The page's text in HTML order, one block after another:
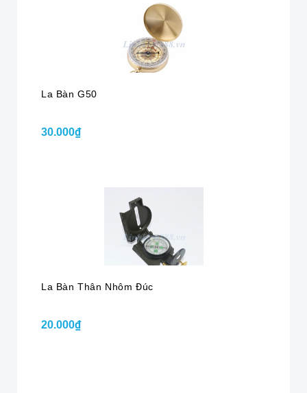
La Bàn G50
30.000₫
La Bàn Thân Nhôm Đúc
20.000₫